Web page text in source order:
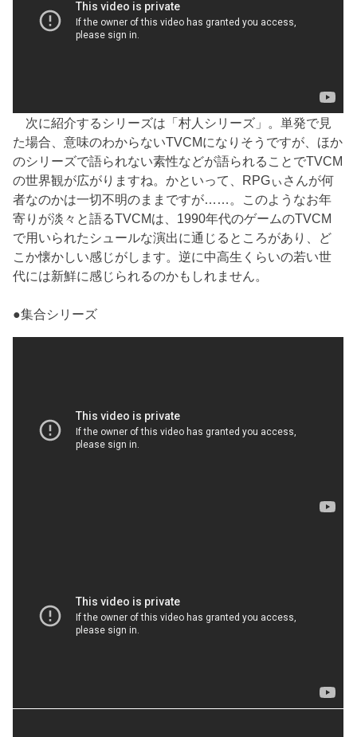
次に紹介するシリーズは「村人シリーズ」。単発で見
た場合、意味のわからないTVCMになりそうですが、ほか
のシリーズで語られない素性などが語られることでTVCM
の世界観が広がりますね。かといって、RPGぃさんが何
者なのかは一切不明のままですが……。このようなお年
寄りが淡々と語るTVCMは、1990年代のゲームのTVCM
で用いられたシュールな演出に通じるところがあり、ど
こか懐かしい感じがします。逆に中高生くらいの若い世
代には新鮮に感じられるのかもしれません。
●集合シリーズ